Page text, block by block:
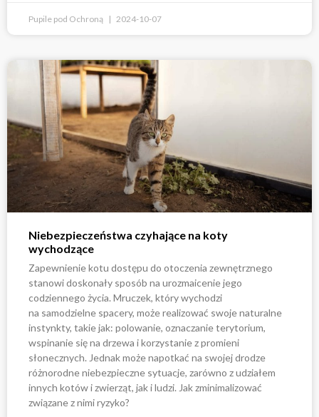
Pupile pod Ochroną 2024-10-07
Niebezpieczeństwa czyhające na koty
wychodzące
Zapewnienie kotu dostępu do otoczenia zewnętrznego
stanowi doskonały sposób na urozmaicenie jego
codziennego życia. Mruczek, który wychodzi
na samodzielne spacery, może realizować swoje naturalne
instynkty, takie jak: polowanie, oznaczanie terytorium,
wspinanie się na drzewa i korzystanie z promieni
słonecznych. Jednak może napotkać na swojej drodze
różnorodne niebezpieczne sytuacje, zarówno z udziałem
innych kotów i zwierząt, jak i ludzi. Jak zminimalizować
związane z nimi ryzyko?